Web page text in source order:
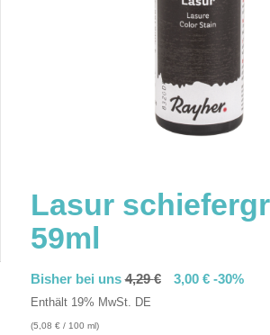
Lasur
59ml
Bisher bei uns 4,29€ 3,00 €-30%
Enthält 19% MwSt. DE
(5,08 €/ 100 ml)